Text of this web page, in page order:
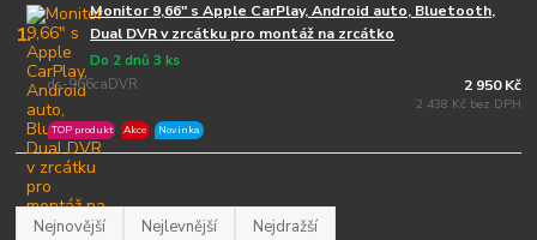
1.
Monitor 9,66" s Apple CarPlay, Android auto, Bluetooth,
Dual DVR v zrcátku pro montáž na zrcátko
ds-966caDVR
Do 2 dnů 3 ks
TOP produkt Akce Novinka
2 950 Kč
2 438 Kč bez DPH
Nejnovější Nejlevnější Nejdražší